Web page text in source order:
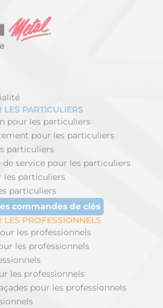
PARTICULIERS
pour les particuliers
pour les particuliers
particuliers
service pour les particuliers
les particuliers
particuliers
commandes de clés
PROFESSIONNELS
les professionnels
les professionnels
les professionnels
pour les professionnels